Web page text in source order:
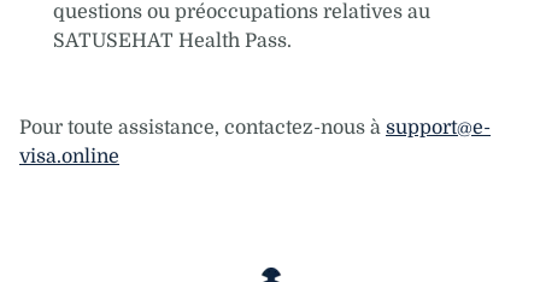
questions ou préoccupations relatives au
SATUSEHAT Health Pass.
Pour toute assistance, contactez-nous à support@e-
visa.online